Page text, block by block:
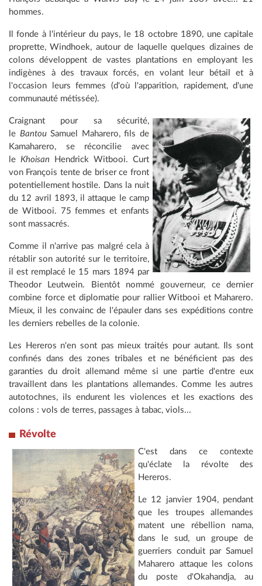
hommes.
Il fonde à l'intérieur du pays, le 18 octobre 1890, une capitale
proprette, Windhoek, autour de laquelle quelques dizaines de
colons développent de vastes plantations en employant les
indigènes à des travaux forcés, en volant leur bétail et à
l'occasion leurs femmes (d'où l'apparition, rapidement, d'une
communauté métissée).
Craignant pour sa sécurité,
le BantouSamuel Maharero, fils de
Kamaharero, se réconcilie avec
le Khoisan Hendrick Witbooi. Curt
von François tente de briser ce front
potentiellement hostile. Dans la nuit
du 12 avril 1893, il attaque le camp
de Witbooi. 75 femmes et enfants
sont massacrés.
Comme il n'arrive pas malgré cela à
rétablir son autorité sur le territoire,
il est remplacé le 15 mars 1894 par
Theodor Leutwein. Bientôt nommé gouverneur, ce dernier
combine force et diplomatie pour rallier Witbooi et Maharero.
Mieux, il les convainc de l'épauler dans ses expéditions contre
les derniers rebelles de la colonie.
Les Hereros n'en sont pas mieux traités pour autant. Ils sont
confinés dans des zones tribales et ne bénéficient pas des
garanties du droit allemand même si une partie d'entre eux
travaillent dans les plantations allemandes. Comme les autres
autotochnes, ils endurent les violences et les exactions des
colons : vols de terres, passages à tabac, viols...
Révolte
C'est dans ce contexte
qu'éclate la révolte des
Hereros.
Le 12 janvier 1904, pendant
que les troupes allemandes
matent une rébellion nama,
dans le sud, un groupe de
guerriers conduit par Samuel
Maharero attaque les colons
du poste d'Okahandja, au